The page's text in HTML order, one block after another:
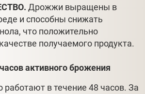
Дрожжи выращены в
и способны снижать
что положительно
получаемого продукта.
активного брожения
в течение 48 часов. За